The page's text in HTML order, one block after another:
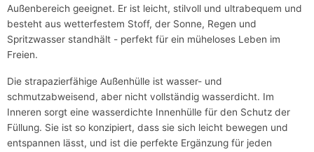
Außenbereich geeignet. Er ist leicht, stilvoll und ultrabequem und
besteht aus wetterfestem Stoff, der Sonne, Regen und
Spritzwasser standhält - perfekt für ein müheloses Leben im
Freien.
Die strapazierfähige Außenhülle ist wasser- und
schmutzabweisend, aber nicht vollständig wasserdicht. Im
Inneren sorgt eine wasserdichte Innenhülle für den Schutz der
Füllung. Sie ist so konzipiert, dass sie sich leicht bewegen und
entspannen lässt, und ist die perfekte Ergänzung für jeden